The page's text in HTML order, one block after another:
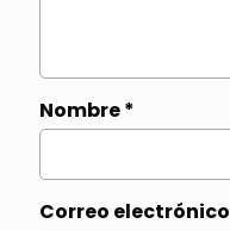
Nombre*
Correo electrónico